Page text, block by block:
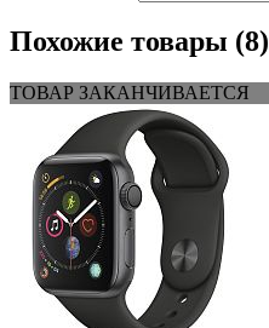
Похожие товары (8)
ТОВАР ЗАКАНЧИВАЕТСЯ